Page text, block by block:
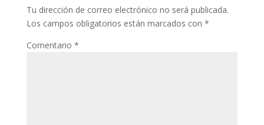
Tu dirección de correo electrónico no será publicada.
Los campos obligatorios están marcados con *
Comentario *